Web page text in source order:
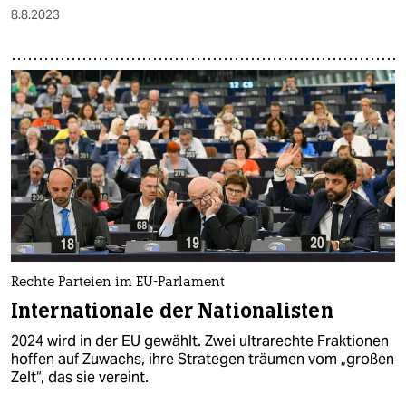
8.8.2023
Rechte Parteien im EU-Parlament
Internationale der Nationalisten
2024 wird in der EU gewählt. Zwei ultrarechte Fraktionen
hoffen auf Zuwachs, ihre Strategen träumen vom „großen
Zelt“, das sie vereint.